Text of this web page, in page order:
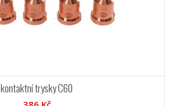
kontaktní trysky C60